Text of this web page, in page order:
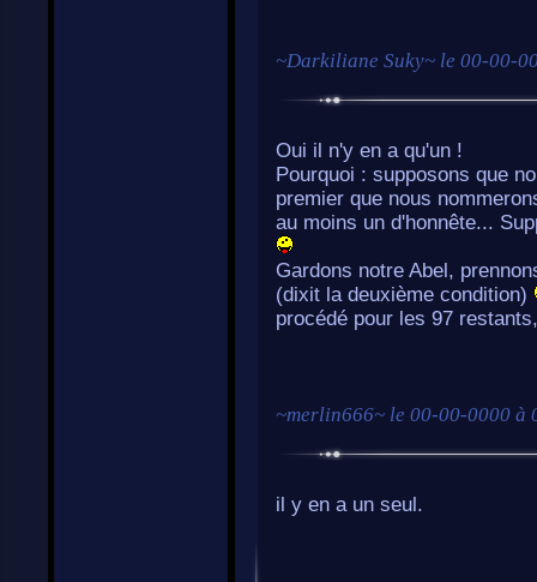
~Darkiliane Suky~ le 00-00-
Oui il n'y en a qu'un !
Pourquoi : supposons que
premier que nous
au moins un d'honnête...
Gardons notre Abel,
(dixit la deuxième condition)
procédé pour les 97
~merlin666~ le 00-00-0000 à
il y en a un seul.